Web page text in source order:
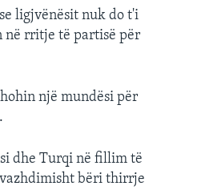
ligjvënësit nuk do t'i
në rritje të partisë për
një mundësi për
dhe Turqi në fillim të
bëri thirrje